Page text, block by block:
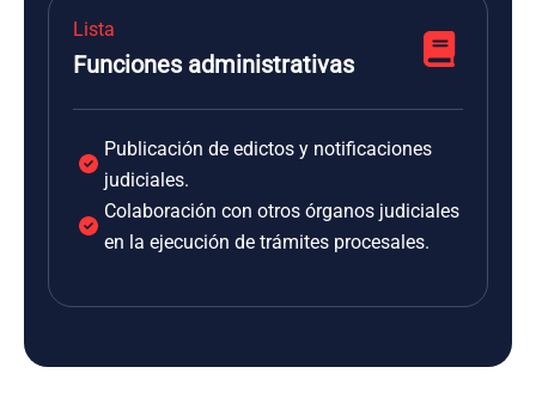
Lista
Funciones administrativas
Publicación de edictos y notificaciones
judiciales.
Colaboración con otros órganos judiciales
en la ejecución de trámites procesales.